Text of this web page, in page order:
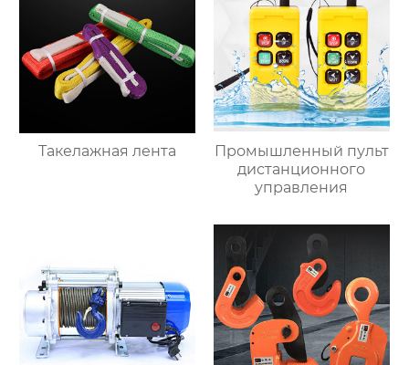
Такелажная лента
Промышленный пульт
дистанционного
управления